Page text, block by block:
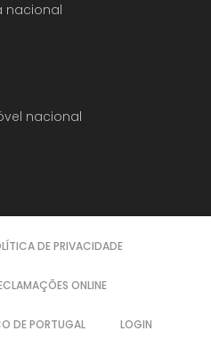
nacional
nacional
DE PRIVACIDADE
ONLINE
DE PORTUGAL LOGIN